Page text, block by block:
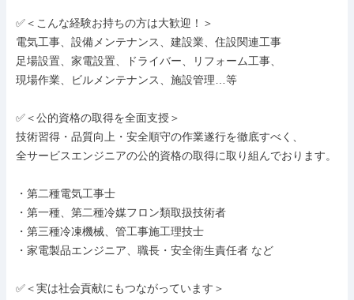
✅＜こんな経験お持ちの方は大歓迎！＞
電気工事、設備メンテナンス、建設業、住設関連工事
足場設置、家電設置、ドライバー、リフォーム工事、
現場作業、ビルメンテナンス、施設管理…等
✅＜公的資格の取得を全面支授＞
技術習得・品質向上・安全順守の作業遂行を徹底すべく、
全サービスエンジニアの公的資格の取得に取り組んでおります。
・第二種電気工事士
・第一種、第二種冷媒フロン類取扱技術者
・第三種冷凍機械、管工事施工理技士
・家電製品エンジニア、職長・安全衛生責任者 など
✅＜実は社会貢献にもつながっています＞